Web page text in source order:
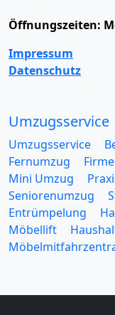
Öffnungszeiten:
Impressum
Datenschutz
Umzugsservice
Umzugsservice
Fernumzug
Mini Umzug
Seniorenumzug
Entrümpelung
Möbellift